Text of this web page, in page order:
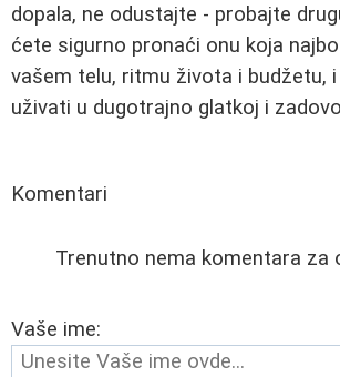
dopala, ne odustajte - probajte
ćete sigurno pronaći onu koja
vašem telu, ritmu života i budžetu,
uživati u dugotrajno glatkoj i
Komentari
Trenutno nema komentara za
Vaše ime: